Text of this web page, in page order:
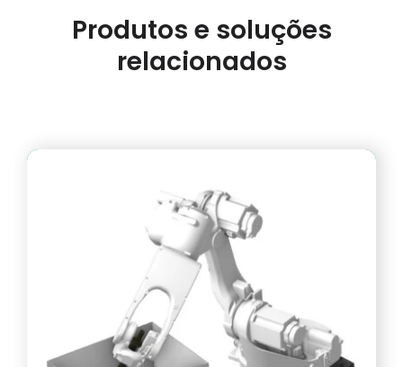
Produtos e soluções
relacionados